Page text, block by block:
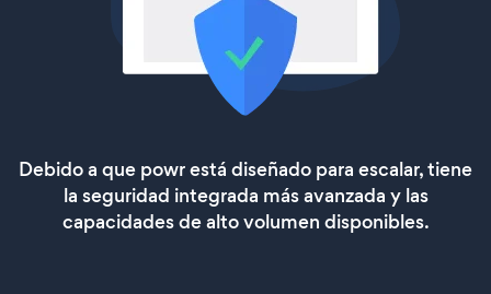
Debido a que powr está diseñado para escalar, tiene
la seguridad integrada más avanzada y las
capacidades de alto volumen disponibles.